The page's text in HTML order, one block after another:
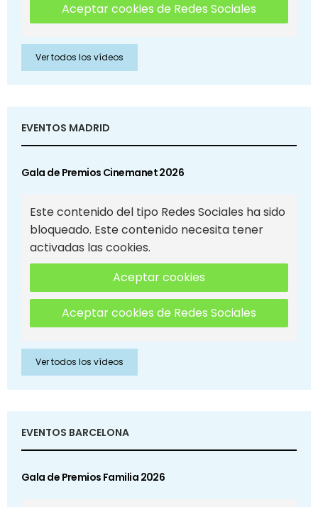
Aceptar cookies de Redes Sociales
Ver todos los vídeos
EVENTOS MADRID
Gala de Premios Cinemanet 2026
Este contenido del tipo Redes Sociales ha sido
bloqueado. Este contenido necesita tener
activadas las cookies.
Aceptar cookies
Aceptar cookies de Redes Sociales
Ver todos los vídeos
EVENTOS BARCELONA
Gala de Premios Familia 2026